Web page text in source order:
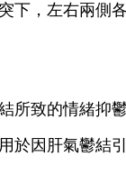
下，左右兩側
所致的情緒抑
於因肝氣鬱結